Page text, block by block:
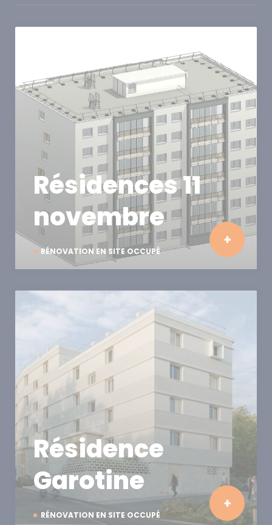
RÉNOVATION EN SITE OCCUPÉ
Résidences 11
novembre
RÉNOVATION EN SITE OCCUPÉ
Résidence
Garotine